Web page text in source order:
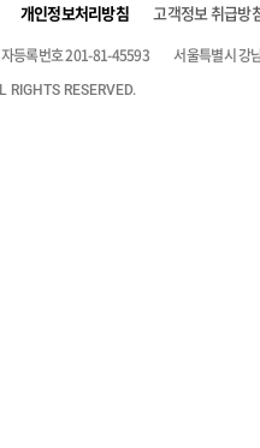
개인정보처리방침 고객정보 취급방
등록번호 201-81-45593 서울특별시 강
RESERVED.